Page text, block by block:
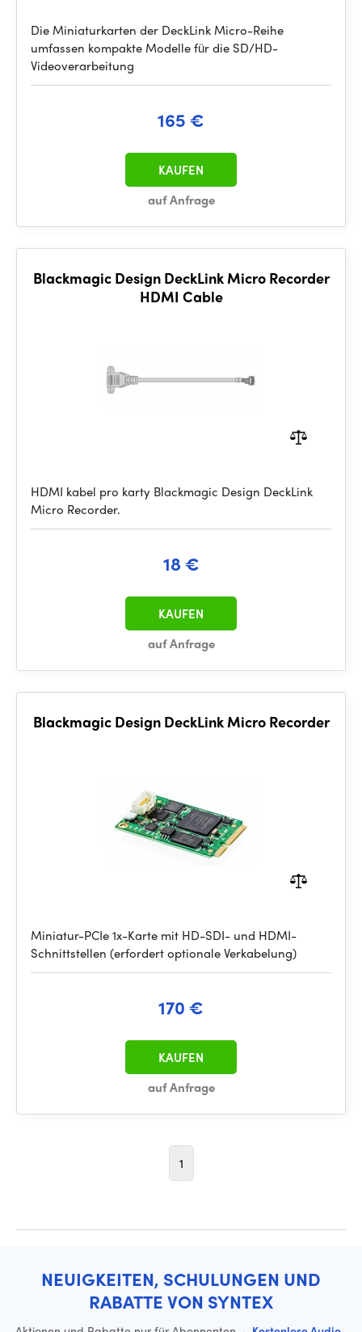
Die Miniaturkarten der DeckLink Micro-Reihe
umfassen kompakte Modelle für die SD/HD-
Videoverarbeitung
165 €
auf Anfrage
KAUFEN
Blackmagic Design DeckLink Micro Recorder
HDMI Cable
HDMI kabel pro karty Blackmagic Design DeckLink
Micro Recorder.
18 €
auf Anfrage
KAUFEN
Blackmagic Design DeckLink Micro Recorder
Miniatur-PCIe 1x-Karte mit HD-SDI- und HDMI-
Schnittstellen (erfordert optionale Verkabelung)
170 €
auf Anfrage
KAUFEN
1
NEUIGKEITEN, SCHULUNGEN UND
RABATTE VON SYNTEX